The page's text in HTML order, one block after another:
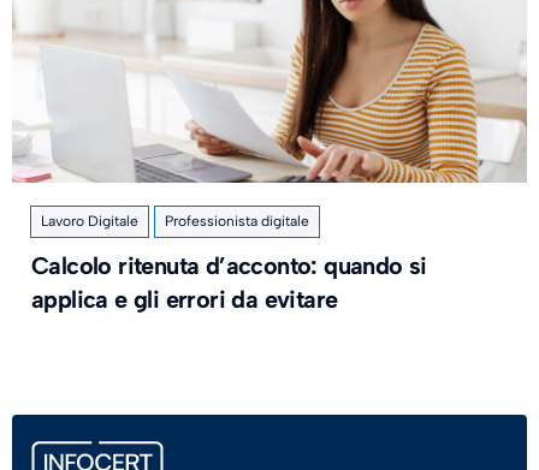
Lavoro Digitale Professionista digitale
Calcolo ritenuta d’acconto: quando si
applica e gli errori da evitare